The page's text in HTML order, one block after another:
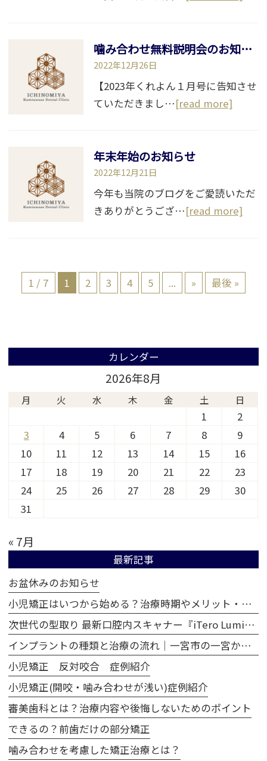
噛み合わせ無料説明会のお知らせ
2022年12月26日
【2023年くれよん１月号に告知させ
ていただきまし…[read more]
年末年始のお知らせ
2022年12月21日
今年も当院のブログをご愛読いただ
きありがとうござ…[read more]
1 / 7 1 2 3 4 5 ... » 最後 »
カレンダー
2026年8月
月 火 水 木 金 土 日
1
2
3
4 5 6 7 8
9
10
11 12 13 14 15
16
17
18 19 20 21 22
23
24
25 26 27 28 29
30
31
« 7月
最新記事
お盆休みのお知らせ
小児矯正はいつから始める？治療時期やメリット・注意点
次世代の型取り 最新口腔内スキャナー『iTero Lumina（アイテロ ルミナ）』
インプラントの種類と治療の流れ｜一宮市の一宮かみあわせ歯科
小児矯正 反対咬合 症例紹介
小児矯正(開咬・噛み合わせが浅い)症例紹介
審美歯科とは？治療内容や後悔しないためのポイント
できるの？前歯だけの部分矯正
噛み合わせを考慮した矯正治療とは？